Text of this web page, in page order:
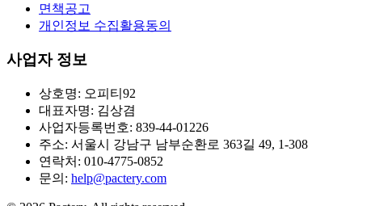
면책공고
개인정보 수집활용동의
사업자 정보
상호명: 오피티92
대표자명: 김상겸
사업자등록번호: 839-44-01226
주소: 서울시 강남구 남부순환로 363길 49, 1-308
연락처: 010-4775-0852
문의: help@pactery.com